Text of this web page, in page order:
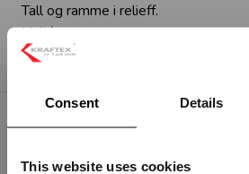
Consent Details
This website uses cookies
Tall og ramme i relieff.
Hvit/sort
RELATERTE